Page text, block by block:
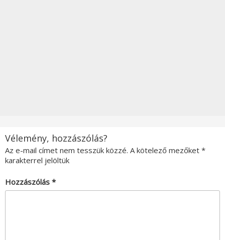
Vélemény, hozzászólás?
Az e-mail címet nem tesszük közzé. A kötelező mezőket *
karakterrel jelöltük
Hozzászólás *